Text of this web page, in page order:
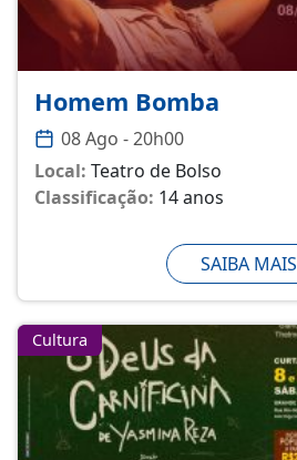
Homem Bomba
08 Ago - 20h00
Local: Teatro de Bolso
Classificação: 14 anos
SAIBA MAIS
Cultura